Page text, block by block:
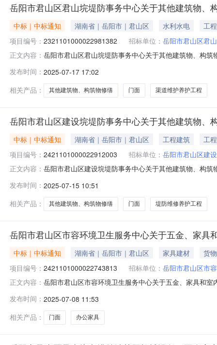
岳阳市君山区君山垸堤防事务中心关于其他建筑物、
中标｜中标通知 湖南省｜岳阳市｜君山区 水利水电
工程
项目编号： 2321101000022981382 招标单位： 岳阳市君山区君
正文内容： 岳阳市君山区君山垸堤防事务中心关于其他建筑物、构
所在行政区划编码:430611项目所在行政区划名称:湖南
发布时间： 2025-07-17 17:02
相关产品：
其他建筑物、构筑物修缮 门面 渠道维护养护工程
岳阳市君山区建设垸堤防事务中心关于其他建筑物、
中标｜中标通知 湖南省｜岳阳市｜君山区 工程建筑
工程
项目编号： 2421101000022912003 招标单位： 岳阳市君山区建
正文内容： 岳阳市君山区建设垸堤防事务中心关于其他建筑物、构
购计划信息：项目所在行政区划编码:430611项目所在行
发布时间： 2025-07-15 10:51
相关产品：
其他建筑物、构筑物修缮 门面 堤防维修养护工程
岳阳市君山区市容环境卫生服务中心关于五金、家
中标｜中标通知 湖南省｜岳阳市｜君山区 家具建材
货物
项目编号： 2421101000022743813 招标单位： 岳阳市君山区市
正文内容： 岳阳市君山区市容环境卫生服务中心关于五金、家具和
璐婷项目联系电话:/采购计划信息：项目所在行政区划编
发布时间： 2025-07-08 11:53
相关产品：
门面 办公家具